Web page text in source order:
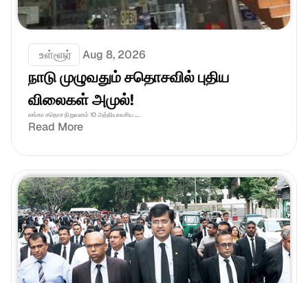
உள்ளூர் Aug 8, 2026
நாடு முழுவதும் சதொசவில் புதிய
விலைகள் அமுல்!
லங்கா சதொச நிறுவனம் 10 அத்தியாவசிய ....
Read More